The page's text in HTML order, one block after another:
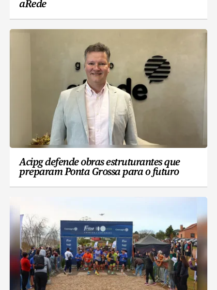
aRede
Acipg defende obras estruturantes que
preparam Ponta Grossa para o futuro